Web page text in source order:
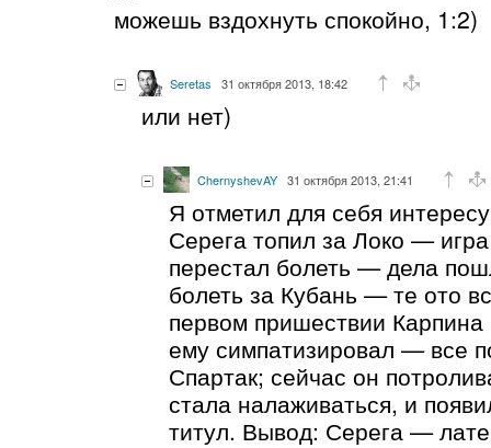
можешь вздохнуть спокойно, 1:2)
Seretas 31 октября 2013, 18:42
или нет)
ChernyshevAY 31 октября 2013, 21:41
Я отметил для себя
Серега топил за Локо —
перестал болеть — дела
болеть за Кубань — те ото
первом пришествии
ему симпатизировал — все
Спартак; сейчас он
стала налаживаться, и
титул. Вывод: Серега —